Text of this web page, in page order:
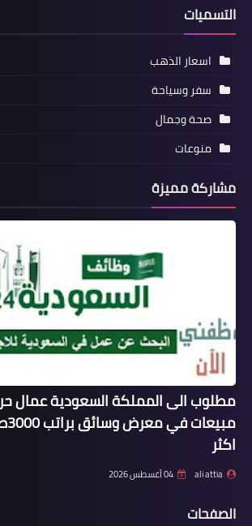
التسميات
اسعار الذهب
سفر وسياحة
صحة وجمال
منوعات
مشاركة مميزة
مطلوب الى المملكة السعودية عمال
اكثر
ali attia 04 أغسطس 2026
الصفحات